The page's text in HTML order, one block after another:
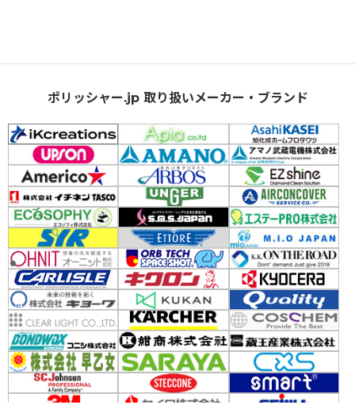
ポリッシャー.jp 取り扱いメーカー・ブランド